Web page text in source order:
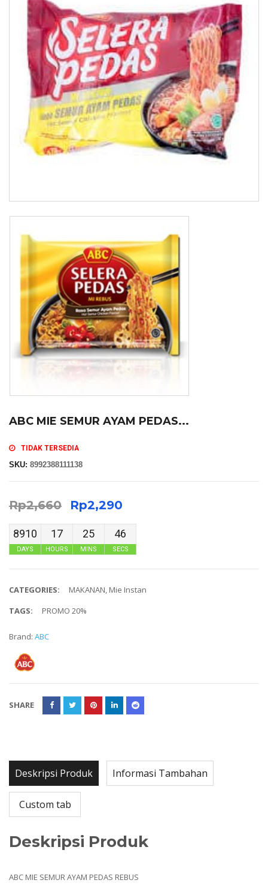
ABC MIE SEMUR AYAM PEDAS...
TIDAK TERSEDIA
SKU: 8992388111138
Rp2,660 Rp2,290
8910
DAYS
17
HOURS
25
MINS
45
SECS
CATEGORIES: MAKANAN, Mie Instan
TAGS:
PROMO 20%
Brand: ABC
SHARE
Deskripsi Produk Informasi Tambahan
Custom tab
Deskripsi Produk
ABC MIE SEMUR AYAM PEDAS REBUS